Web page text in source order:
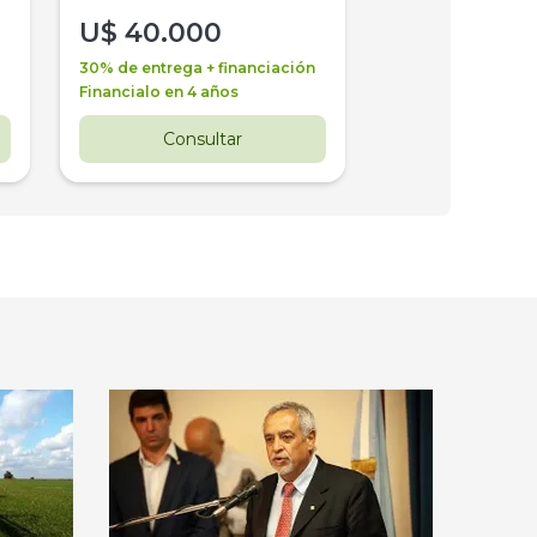
U$ 40.000
30% de entrega + financiación
Financialo en 4 años
Consultar